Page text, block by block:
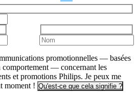
promotionnelles — basées
comportement — concernant les
et promotions Philips. Je peux me
moment ! Qu'est-ce que cela signifie ?